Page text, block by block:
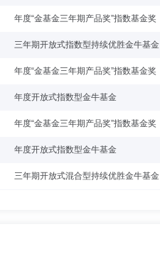
年度“金基金三年期产品奖”指数基金奖
三年期开放式指数型持续优胜金牛基金
年度“金基金三年期产品奖”指数基金奖
年度开放式指数型金牛基金
年度“金基金三年期产品奖”指数基金奖
年度开放式指数型金牛基金
三年期开放式混合型持续优胜金牛基金